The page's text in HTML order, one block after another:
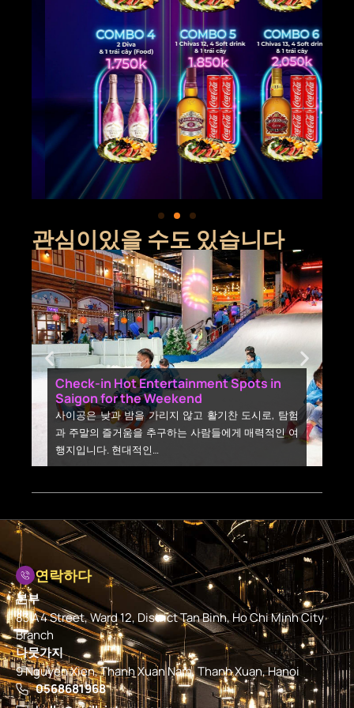
관심이있을 수도 있습니다
Check-in Hot Entertainment Spots in
Saigon for the Weekend
사이공은 낮과 밤을 가리지 않고 활기찬 도시로, 탐험
과 주말의 즐거움을 추구하는 사람들에게 매력적인 여
행지입니다. 현대적인…
연락하다
본부
83 A4 Street, Ward 12, District Tan Binh, Ho Chi Minh City
Branch
나뭇가지
9 Nguyen Xien, Thanh Xuan Nam, Thanh Xuan, Hanoi
0568681968